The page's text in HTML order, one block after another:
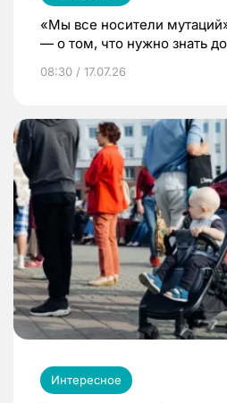
«Мы все носители
— о том, что нужно знать
08:30 / 17.07.26
Интересное